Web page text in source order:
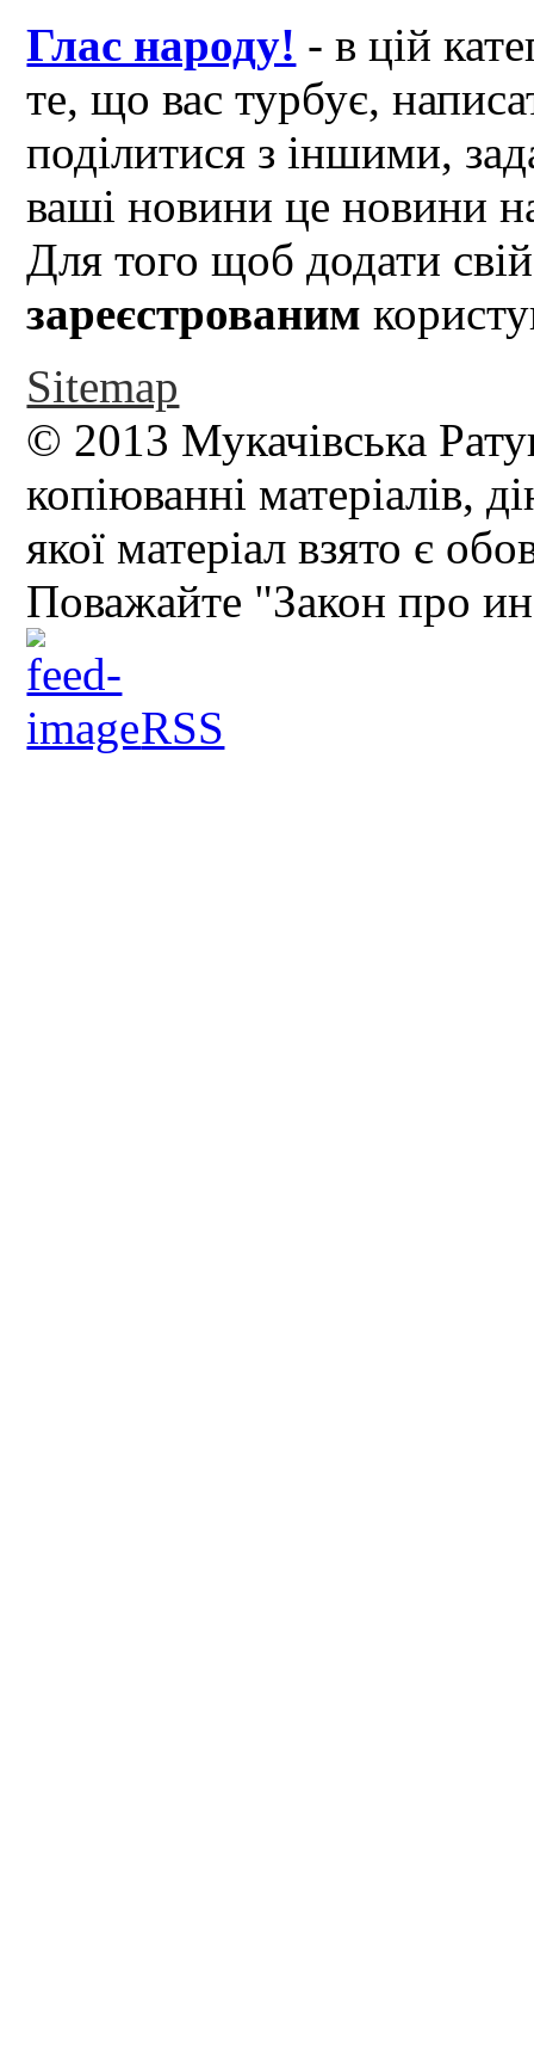
Глас народу! - в цій
те, що вас турбує,
поділитися з іншими,
ваші новини це новини
Для того щоб додати
зареєстрованим
Sitemap
© 2013 Мукачівська
копіюванні матеріалів,
якої матеріал взято є
Поважайте "Закон про
RSS